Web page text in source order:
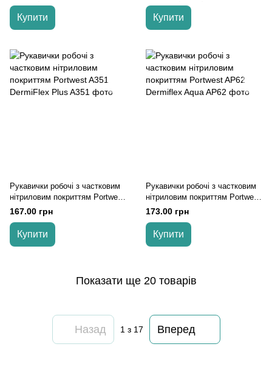
Купити Купити
Рукавички робочі з частковим
нітриловим покриттям Portwest
A351 DermiFlex Plus, Чорний, L
167.00 грн
Купити
Рукавички робочі з частковим
нітриловим покриттям Portwest
AP62 Dermiflex Aqua, Сірий, L
173.00 грн
Купити
Показати ще 20 товарів
Назад 1 з 17 Вперед